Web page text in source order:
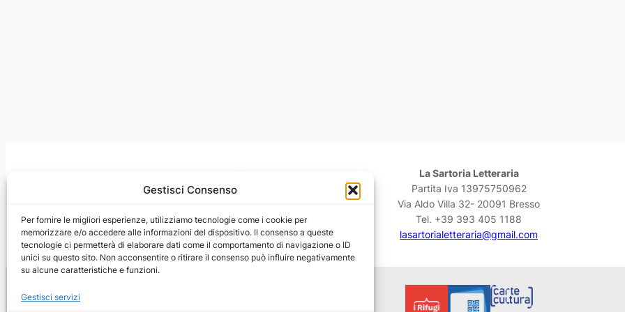
Gestisci Consenso
Per fornire le migliori esperienze, utilizziamo tecnologie come i cookie per
memorizzare e/o accedere alle informazioni del dispositivo. Il consenso a queste
tecnologie ci permetterà di elaborare dati come il comportamento di navigazione o ID
unici su questo sito. Non acconsentire o ritirare il consenso può influire negativamente
su alcune caratteristiche e funzioni.
Gestisci servizi
La Sartoria Letteraria
Partita Iva 13975750962
Via Aldo Villa 32- 20091 Bresso
Tel. +39 393 405 1188
lasartorialetteraria@gmail.com